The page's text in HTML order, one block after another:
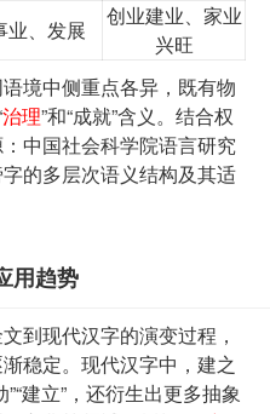
业、发展
创业建业、家业
兴旺
境中侧重点各异，既有物
治理”和“成就”含义。结合权
中国社会科学院语言研究
的多层次语义结构及其适
用趋势
到现代汉字的演变过程，
稳定。现代汉字中，建之
建立”，还衍生出更多抽象